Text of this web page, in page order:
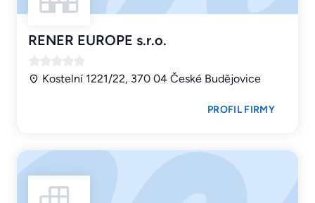
RENER EUROPE s.r.o.
Kostelní 1221/22, 370 04 České Budějovice
PROFIL FIRMY